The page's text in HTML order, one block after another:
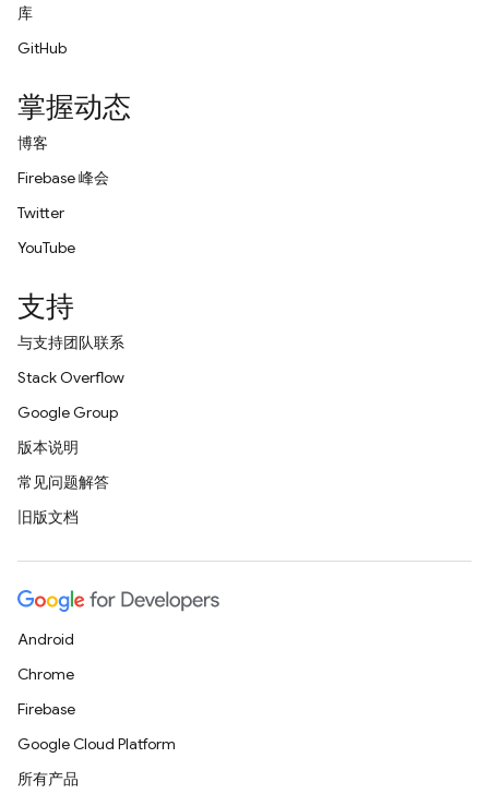
库
GitHub
掌握动态
博客
Firebase 峰会
Twitter
YouTube
支持
与支持团队联系
Stack Overflow
Google Group
版本说明
常见问题解答
旧版文档
Android
Chrome
Firebase
Google Cloud Platform
所有产品